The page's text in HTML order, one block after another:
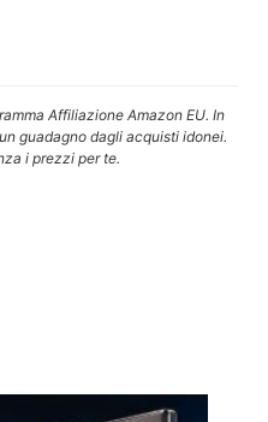
Affiliazione Amazon EU. In
guadagno dagli acquisti idonei.
i prezzi per te.